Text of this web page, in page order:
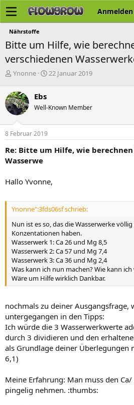
Anmelden
Nährstoffe
Bitte um Hilfe, wie
verschiedenen
E
s
t
e
l
l
e
Ynonne
E
e
l
m
22 Januar 2019
Ebs
Well-Known Member
8 Februar 2019
Re: Bitte um Hilfe, wie
Wasserwe
Hallo Yvonne,
Ynonne":3fds06sf schrieb:
Nun ist es so, das die Wasserwerke
Konzentationen haben.
Wasserwerk 1: Ca 26 und Mg 8,5
Wasserwerk 2: Ca 57 und Mg 7,4
Wasserwerk 3: Ca 36 und Mg 2,4
Was kann ich nun machen? Wie kann
Wäre um Hilfe wirklich Dankbar.
nochmals zu deiner Ausgangsfrage,
untergegangen in den Tipps:
Ich würde die 3 Wasserwerkwerte
durch 3 dividieren und den
als Grundlage deiner Überlegungen
6,1)
Meine Erfahrung: Man muss den
pingelig nehmen. :thumbs: